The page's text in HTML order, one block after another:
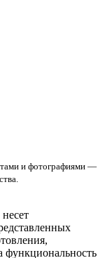
и фотографиями —
функциональность